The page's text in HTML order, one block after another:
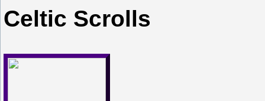
Celtic Scrolls